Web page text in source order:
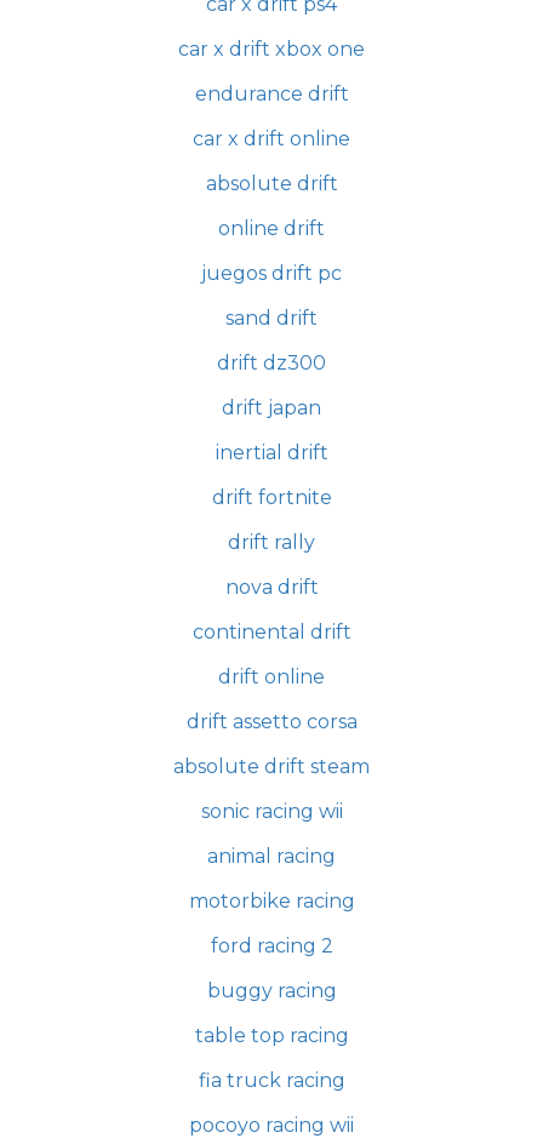
car x drift xbox one
endurance drift
car x drift online
absolute drift
online drift
juegos drift pc
sand drift
drift dz300
drift japan
inertial drift
drift fortnite
drift rally
nova drift
continental drift
drift online
drift assetto corsa
absolute drift steam
sonic racing wii
animal racing
motorbike racing
ford racing 2
buggy racing
table top racing
fia truck racing
pocoyo racing wii